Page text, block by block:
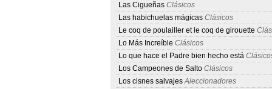
Las Cigueñas Clásicos
Las habichuelas mágicas Clásicos
Le coq de poulailler et le coq de girouette
Lo Más Increíble Clásicos
Lo que hace el Padre bien hecho está
Los Campeones de Salto Clásicos
Los cisnes salvajesAleccionadores